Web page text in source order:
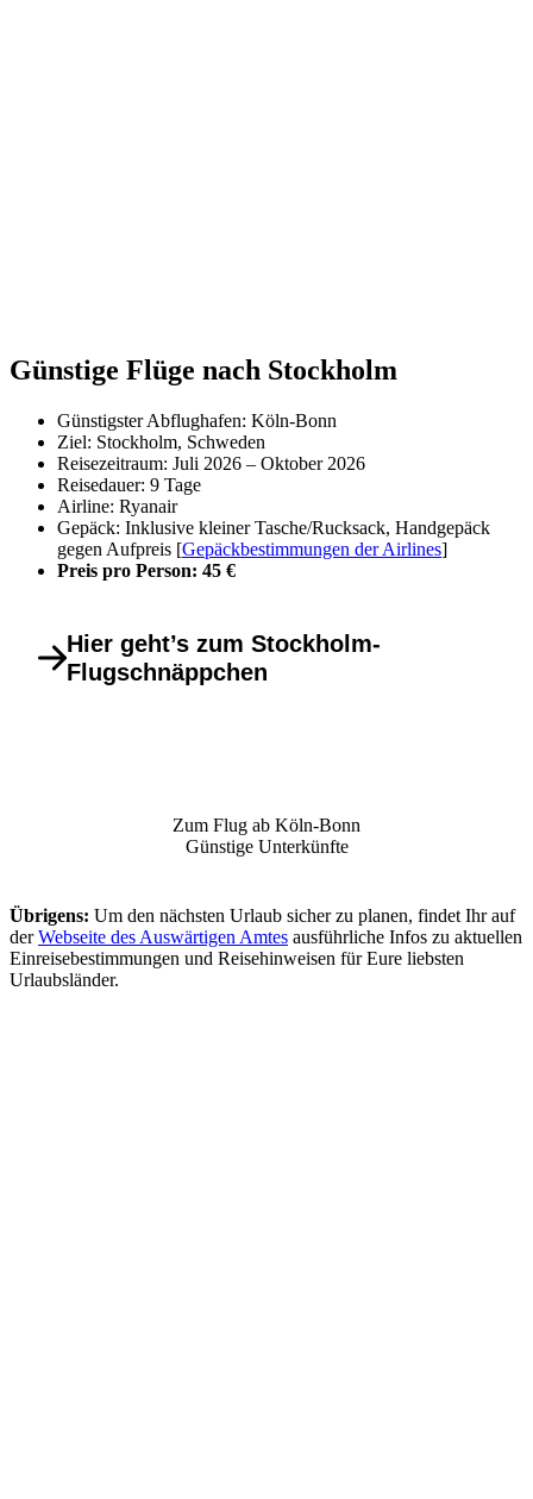
Günstige Flüge nach Stockholm
Günstigster Abflughafen: Köln-Bonn
Ziel: Stockholm, Schweden
Reisezeitraum: Juli 2026 – Oktober 2026
Reisedauer: 9 Tage
Airline: Ryanair
Gepäck: Inklusive kleiner Tasche/Rucksack, Handgepäck
gegen Aufpreis [Gepäckbestimmungen der Airlines]
Preis pro Person: 45 €
Hier geht’s zum Stockholm-
Flugschnäppchen
Zum Flug ab Köln-Bonn
Günstige Unterkünfte
Übrigens: Um den nächsten Urlaub sicher zu planen, findet Ihr auf
derWebseite des Auswärtigen Amtes ausführliche Infos zu aktuellen
Einreisebestimmungen und Reisehinweisen für Eure liebsten
Urlaubsländer.